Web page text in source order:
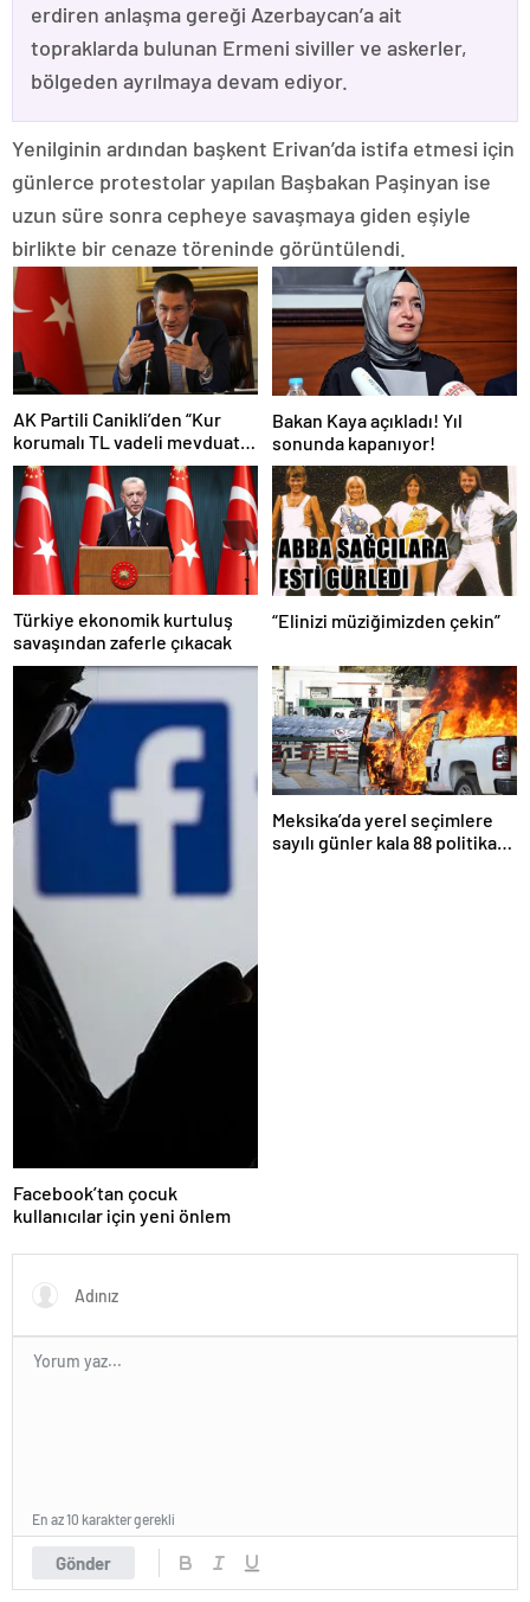
erdiren anlaşma gereği Azerbaycan’a ait
topraklarda bulunan Ermeni siviller ve askerler,
bölgeden ayrılmaya devam ediyor.
Yenilginin ardından başkent Erivan’da istifa etmesi için
günlerce protestolar yapılan Başbakan Paşinyan ise
uzun süre sonra cepheye savaşmaya giden eşiyle
birlikte bir cenaze töreninde görüntülendi.
AK Partili Canikli’den “Kur
korumalı TL vadeli mevduat
sistemi” açıklaması!
Bakan Kaya açıkladı! Yıl
sonunda kapanıyor!
Türkiye ekonomik kurtuluş
savaşından zaferle çıkacak
“Elinizi müziğimizden çekin”
Facebook’tan çocuk
kullanıcılar için yeni önlem
Meksika’da yerel seçimlere
sayılı günler kala 88 politikacı
Gönder
En az 10 karakter gerekli